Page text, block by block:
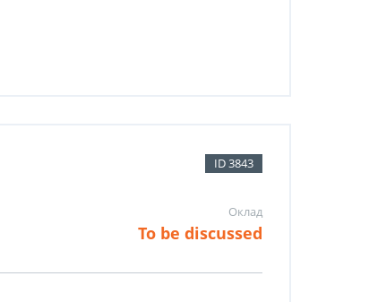
ID 3843
Оклад
To be discussed